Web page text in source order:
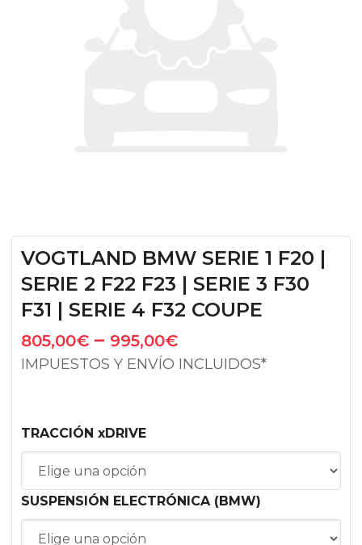
VOGTLAND BMW SERIE 1 F20 |
SERIE 2 F22 F23 | SERIE 3 F30
F31 | SERIE 4 F32 COUPE
805,00€ – 995,00€
IMPUESTOS Y ENVÍO INCLUIDOS*
TRACCIÓN xDRIVE
SUSPENSIÓN ELECTRÓNICA (BMW)